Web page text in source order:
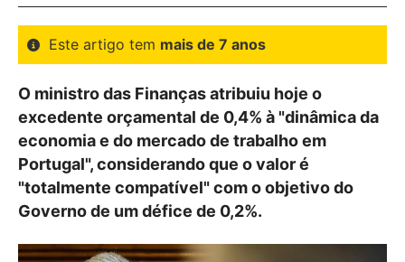
Este artigo tem mais de 7 anos
O ministro das Finanças atribuiu hoje o
excedente orçamental de 0,4% à "dinâmica da
economia e do mercado de trabalho em
Portugal", considerando que o valor é
"totalmente compatível" com o objetivo do
Governo de um défice de 0,2%.